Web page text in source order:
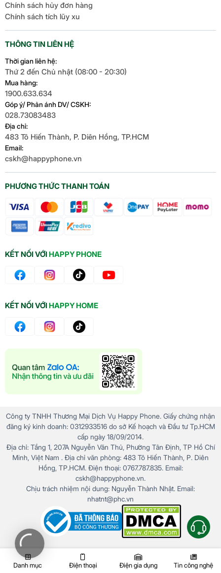
Danh mục Điện thoại Điện gia dụng Tin công nghệ
PHƯƠNG THỨC THANH TOÁN
KẾT NỐI VỚIHAPPY PHONE
Chính sách hủy đơn hàng
Chính sách tích lũy xu
THÔNG TIN LIÊN HỆ
Thời gian liên hệ:
Thứ 2 đến Chủ nhật (08:00 - 20:30)
Mua hàng:
1900.633.634
Góp ý/ Phản ánh DV/ CSKH:
028.73083483
Địa chỉ:
483 Tô Hiến Thành, P. Diên Hồng, TP.HCM
Email:
cskh@happyphone.vn
KẾT NỐI VỚIHAPPY HOME
Công ty TNHH Thương Mại Dịch Vụ Happy Phone. Giấy chứng nhận
đăng ký kinh doanh: 0312933516 do sở Kế hoạch và Đầu tư Tp.HCM
cấp ngày 18/09/2014.
Địa chỉ: Tầng 1, 207A Nguyễn Văn Thủ, Phường Tân Định, TP Hồ Chí
Minh, Việt Nam . Địa chỉ văn phòng: 483 Tô Hiến Thành, P. Diên
Hồng, TP.HCM. Điện thoại: 0767.787.835. Email:
cskh@happyphone.vn.
Chịu trách nhiệm nội dung: Nguyễn Thành Nhật. Email:
nhatnt@phc.vn